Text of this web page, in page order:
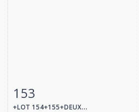
Fiche détaillée
153
+LOT 154+155+DEUX...